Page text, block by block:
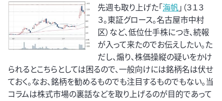
先週も取り上げた「海帆」（３１３
３。東証グロース。名古屋市中村
区）など、低位仕手株につき、続報
が入って来たのでお伝えしたい。た
だし、煽り、株価操縦の疑いをかけ
られるとこちらとしては困るので、一般向けには銘柄名は伏せ
ておく。なお、銘柄を勧めるものでも注目するものでもない。当
コラムは株式市場の裏話などを取り上げるのが目的であって